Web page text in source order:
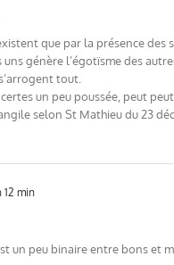
que par la présence des
génère l’égotïsme des
tout.
un peu poussée, peut
selon St Mathieu du 23
12 min
un peu binaire entre bons et